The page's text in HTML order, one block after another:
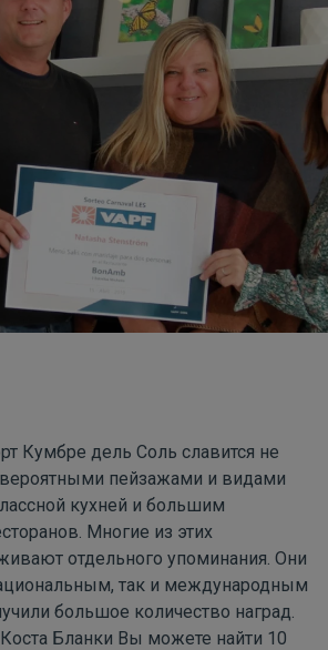
Кумбре дель Соль славится не
пейзажами и видами
кухней и большим
Многие из этих
отдельного упоминания. Они
так и международным
большое количество наград.
Бланки Вы можете найти 10